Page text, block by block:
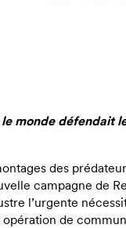
monde défendait
des
campagne de
l’urgente
de